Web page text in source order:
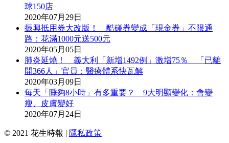
球150店
2020年07月29日
振興抵用券大改版！ 酷碰券變成「現金券」不限通
路：花滿1000元送500元
2020年05月05日
肺炎延燒！ 義大利「新增1492例」激增75％ 「已離
開366人」官員：醫療體系快瓦解
2020年03月09日
每天「睡夠8小時」有多重要？ 9大明顯變化：會變
瘦、皮膚變好
2020年07月24日
© 2021 花生時報 | 隱私政策